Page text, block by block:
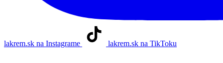
lakrem.sk na Instagrame lakrem.sk na TikToku